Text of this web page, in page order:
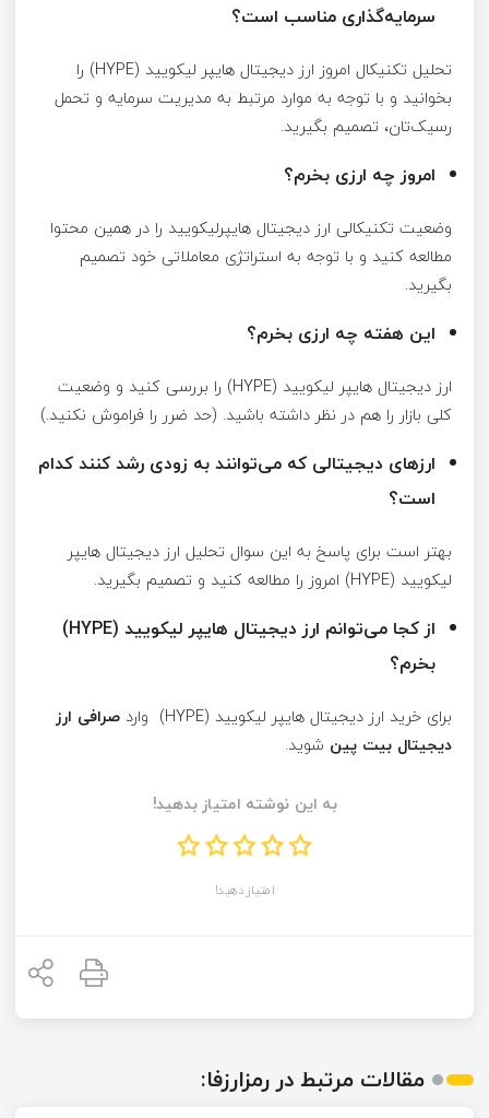
سرمایه‌گذاری مناسب است؟
تحلیل تکنیکال امروز ارز دیجیتال هایپر لیکویید (HYPE) را
بخوانید و با توجه به موارد مرتبط به مدیریت سرمایه و تحمل
رسیک‌تان، تصمیم بگیرید.
امروز چه ارزی بخرم؟
وضعیت تکنیکالی ارز دیجیتال هایپرلیکویید را در همین محتوا
مطالعه کنید و با توجه به استراتژی معاملاتی خود تصمیم
بگیرید.
این هفته چه ارزی بخرم؟
ارز دیجیتال هایپر لیکویید (HYPE) را بررسی کنید و وضعیت
کلی بازار را هم در نظر داشته باشید. (حد ضرر را فراموش نکنید.)
ارزهای دیجیتالی که می‌توانند به زودی رشد کنند کدام
است؟
بهتر است برای پاسخ به این سوال تحلیل ارز دیجیتال هایپر
لیکویید (HYPE) امروز را مطالعه کنید و تصمیم بگیرید.
از کجا می‌توانم ارز دیجیتال هایپر لیکویید (HYPE)
بخرم؟
برای خرید ارز دیجیتال هایپر لیکویید (HYPE) وارد
صرافی ارز
دیجیتال بیت پین شوید.
به این نوشته امتیاز بدهید!
امتیاز دهید!
مقالات مرتبط در رمزارزفا: